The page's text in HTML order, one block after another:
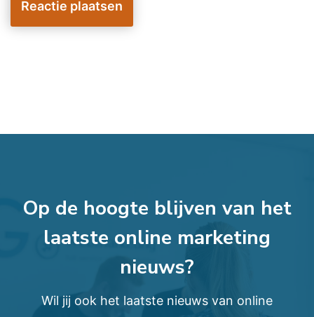
Op de hoogte blijven van het
laatste online marketing
nieuws?
Wil jij ook het laatste nieuws van online